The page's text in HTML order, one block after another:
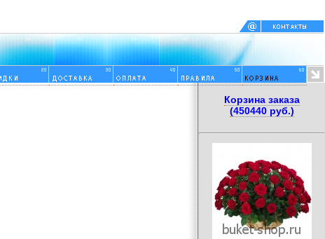
Корзина заказа
(450440 руб.)